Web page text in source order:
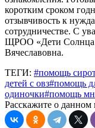
коротким сроком
отзывчивость к
сотрудничестве. С
ЩРОО «Дети Солнца
Вячеславовна.
ТЕГИ: #помощь
детей с овз#помощь
одиночки#помощь
Расскажите о данном